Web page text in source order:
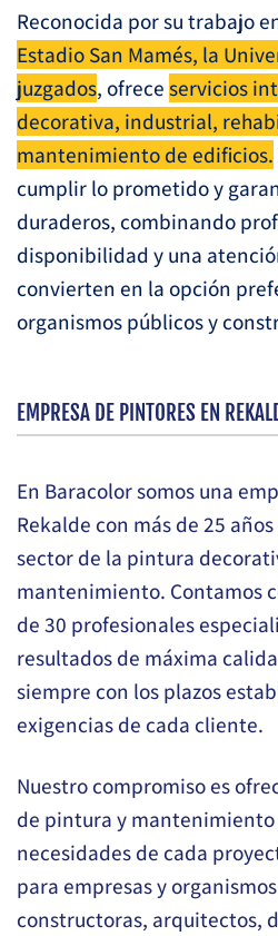
Reconocida por su trabajo
Estadio San Mamés, la
juzgados, ofreceservicios
decorativa, industrial,
mantenimiento de edificios.
cumplir lo prometido y
duraderos, combinando
disponibilidad y una
convierten en la opción
organismos públicos y
EMPRESA DE PINTORES EN
En Baracolor somos una
Rekalde con más de 25
sector de la pintura
mantenimiento. Contamos
de 30 profesionales
resultados de máxima
siempre con los plazos
exigencias de cada cliente.
Nuestro compromiso es
de pintura y
necesidades de cada
para empresas y
constructoras, arquitectos,